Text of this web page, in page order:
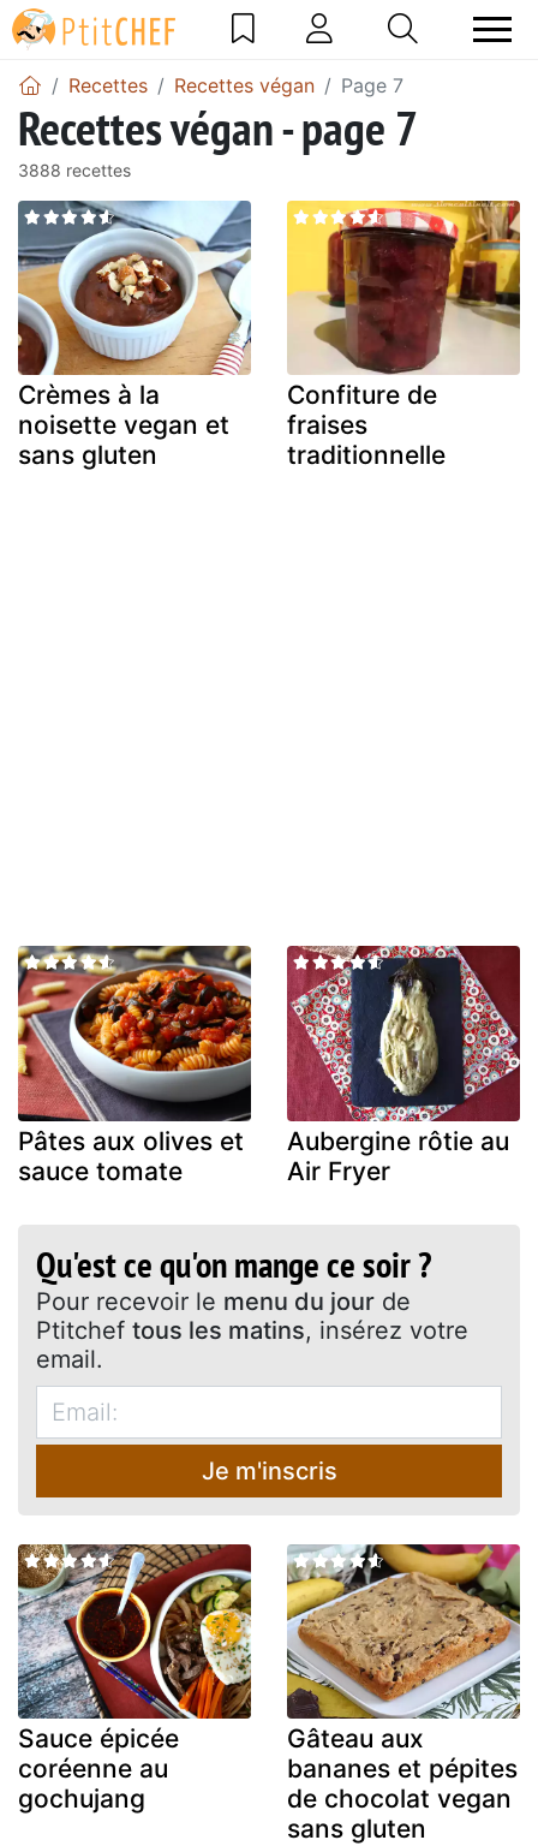
Recettes Recettes végan Page 7
Recettes végan - page 7
3888 recettes
Crèmes à la
noisette vegan et
sans gluten
Confiture de
fraises
traditionnelle
Pâtes aux olives et
sauce tomate
Aubergine rôtie au
Air Fryer
Qu'est ce qu'on mange ce soir ?
Pour recevoir le menu du jour de
Ptitchef tous les matins, insérez votre
email.
Je m'inscris
Sauce épicée
coréenne au
gochujang
Gâteau aux
bananes et pépites
de chocolat vegan
sans gluten